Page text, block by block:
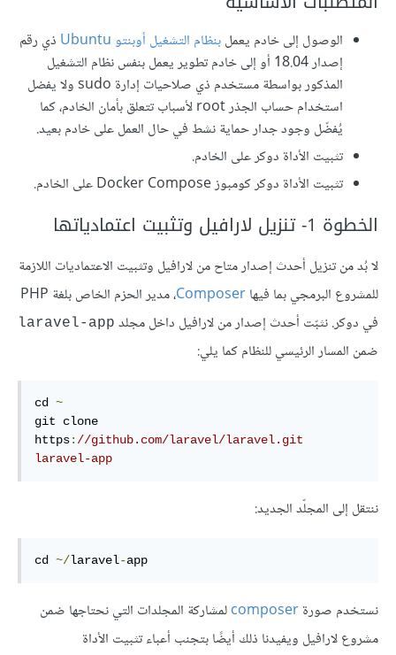
الوصول إلى خادم يعملبنظام التشغيل أوبنتو Ubuntu
ذي رقم
إصدار 18.04 أو إلى خادم تطوير يعمل بنفس نظام التشغيل
المذكور بواسطة مستخدم ذي صلاحيات إدارة sudo ولا يفضل
استخدام حساب الجذر root لأسباب تتعلق بأمان الخادم، كما
يُفضّل وجود جدار حماية نشط في حال العمل على خادم بعيد.
تثبيت الأداة دوكر على الخادم.
تثبيت الأداة دوكر كومبوز Docker Compose على الخادم.
الخطوة 1- تنزيل لارافيل وتثبيت اعتمادياتها
لا بُد من تنزيل أحدث إصدار متاح من لارافيل وتثبيت الاعتماديات اللازمة
للمشروع البرمجي بما فيهاComposer
، مدير الحزم الخاص بلغة PHP
في دوكر. نثبّت أحدث إصدار من لارافيل داخل مجلد laravel-app
ضمن المسار الرئيسي للنظام كما يلي:
cd ~
git clone
https: //github.com/laravel/laravel.git
laravel-app
ننتقل إلى المجلّد الجديد:
cd ~/laravel-app
نستخدم صورةcomposerلمشاركة المجلدات التي نحتاجها ضمن
مشروع لارافيل ويفيدنا ذلك أيضًا بتجنب أعباء تثبيت الأداة